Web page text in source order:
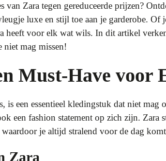
Zara tegen gereduceerde prijzen?
luxe en stijl toe aan je garderobe. Of
heeft voor elk wat wils. In dit artikel
niet mag missen!
Must-Have voor
is een essentieel kledingstuk dat niet mag
een fashion statement op zich zijn. Zara
je altijd stralend voor de dag
Zara